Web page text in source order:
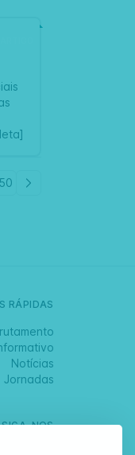
RÁPIDAS
Notícias
Jornadas
SIGA-NOS